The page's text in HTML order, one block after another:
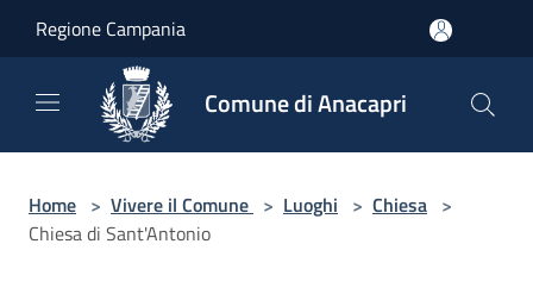
Regione Campania
Comune di Anacapri
Home > Vivere il Comune > Luoghi > Chiesa >
Chiesa di Sant'Antonio